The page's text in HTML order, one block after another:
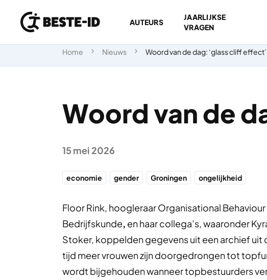
Ga naar inhoud
AUTEURS
JAARLIJKSE
VRAGEN
Home Nieuws Woord van de dag: ‘glass cliff effect’
Woord van de
15 mei 2026
economie gender Groningen ongelijkheid
Floor Rink, hoogleraar Organisational
Bedrijfskunde, en haar collega’s, waaronder
Stoker, koppelden gegevens uit een archief uit
tijd meer vrouwen zijn doorgedrongen tot
wordt bijgehouden wanneer topbestuurders